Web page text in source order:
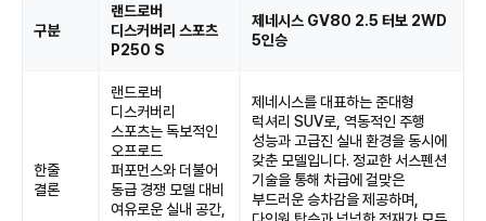
구분
랜드로버
디스커버리 스포츠
P250 S
제네시스 GV80 2.5 터보 2WD
5인승
한줄
결론
랜드로버
디스커버리
스포츠는 독보적인
오프로드
퍼포먼스와 더불어
동급 경쟁 모델 대비
여유로운 실내 공간,
제네시스를 대표하는 준대형
럭셔리 SUV로, 역동적인 주행
성능과 고급진 실내 환경을 동시에
갖춘 모델입니다. 정교한 서스펜션
기술을 통해 차급에 걸맞은
부드러운 승차감을 제공하며,